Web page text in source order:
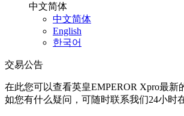
中文简体
中文简体
English
한국어
交易公告
在此您可以查看英皇EMPEROR Xpro最新
如您有什么疑问，可随时联系我们24小时